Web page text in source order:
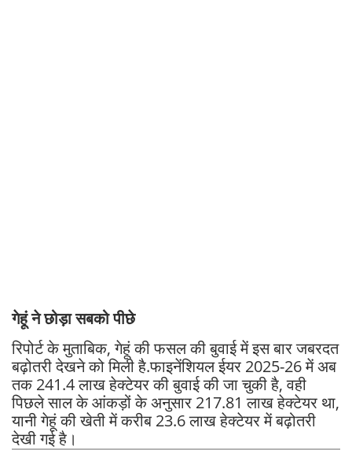
गेहूं ने छोड़ा सबको पीछे
रिपोर्ट के मुताबिक, गेहूं की फसल की बुवाई में इस बार जबरदत
बढ़ोतरी देखने को मिली है.फाइनेंशियल ईयर 2025-26 में अब
तक 241.4 लाख हेक्टेयर की बुवाई की जा चुकी है, वही
पिछले साल के आंकड़ों के अनुसार 217.81 लाख हेक्टेयर था,
यानी गेहूं की खेती में करीब 23.6 लाख हेक्टेयर में बढ़ोतरी
देखी गई है।